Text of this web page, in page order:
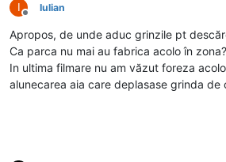
I
Deconectat
Iulian
Apropos, de unde aduc grinzile pt
Ca parca nu mai au fabrica acolo în zona?
In ultima filmare nu am văzut foreza
alunecarea aia care deplasase grinda de